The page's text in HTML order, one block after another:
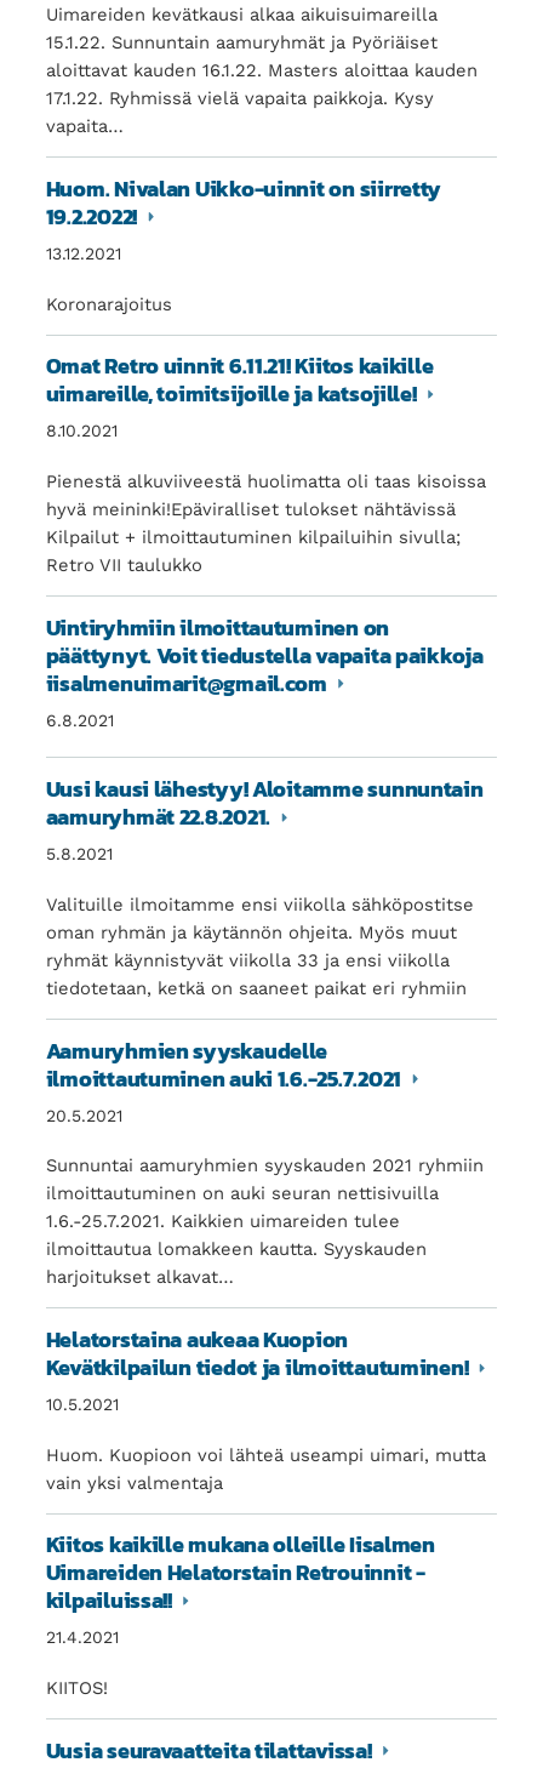
Uimareiden kevätkausi alkaa aikuisuimareilla
15.1.22. Sunnuntain aamuryhmät ja Pyöriäiset
aloittavat kauden 16.1.22. Masters aloittaa kauden
17.1.22. Ryhmissä vielä vapaita paikkoja. Kysy
vapaita…
Huom. Nivalan Uikko-uinnit on siirretty
19.2.2022!
13.12.2021
Koronarajoitus
Omat Retro uinnit 6.11.21! Kiitos kaikille
uimareille, toimitsijoille ja katsojille!
8.10.2021
Pienestä alkuviiveestä huolimatta oli taas kisoissa
hyvä meininki!Epäviralliset tulokset nähtävissä
Kilpailut + ilmoittautuminen kilpailuihin sivulla;
Retro VII taulukko
Uintiryhmiin ilmoittautuminen on
päättynyt. Voit tiedustella vapaita paikkoja
iisalmenuimarit@gmail.com
6.8.2021
Uusi kausi lähestyy! Aloitamme sunnuntain
aamuryhmät 22.8.2021.
5.8.2021
Valituille ilmoitamme ensi viikolla sähköpostitse
oman ryhmän ja käytännön ohjeita. Myös muut
ryhmät käynnistyvät viikolla 33 ja ensi viikolla
tiedotetaan, ketkä on saaneet paikat eri ryhmiin
Aamuryhmien syyskaudelle
ilmoittautuminen auki 1.6.-25.7.2021
20.5.2021
Sunnuntai aamuryhmien syyskauden 2021 ryhmiin
ilmoittautuminen on auki seuran nettisivuilla
1.6.-25.7.2021. Kaikkien uimareiden tulee
ilmoittautua lomakkeen kautta. Syyskauden
harjoitukset alkavat…
Helatorstaina aukeaa Kuopion
Kevätkilpailun tiedot ja ilmoittautuminen!
10.5.2021
Huom. Kuopioon voi lähteä useampi uimari, mutta
vain yksi valmentaja
Kiitos kaikille mukana olleille Iisalmen
Uimareiden Helatorstain Retrouinnit -
kilpailuissa!!
21.4.2021
KIITOS!
Uusia seuravaatteita tilattavissa!